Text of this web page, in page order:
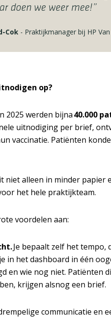
doen we weer mee!”
Cok - Praktijkmanager bij HP
op?
2025 werden bijna40.000
uitnodiging per brief,
vaccinatie. Patiënten
niet alleen in minder papier
het hele praktijkteam.
voordelen aan:
Je bepaalt zelf het tempo,
in het dashboard in één
en wie nog niet. Patiënten
krijgen alsnog een brief.
communicatie en